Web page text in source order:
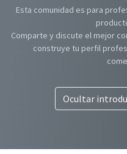
Esta comunidad es para
Comparte y discute el mejor
construye tu perfil
Ocultar